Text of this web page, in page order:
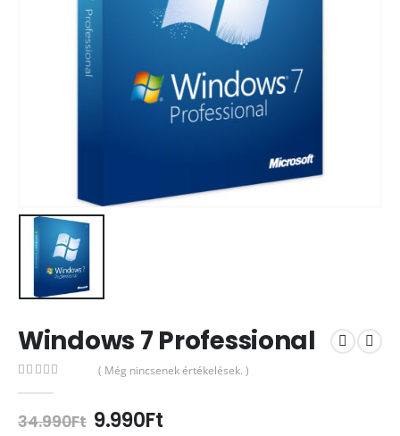
Windows 7 Professional
( Még nincsenek értékelések. )
34.990Ft 9.990Ft